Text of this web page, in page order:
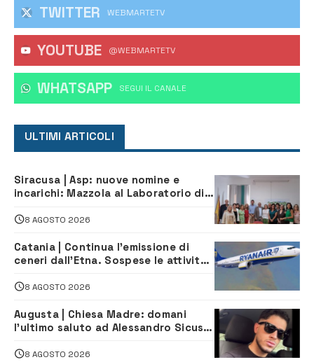
TWITTER WEBMARTETV
YOUTUBE @WEBMARTETV
WHATSAPP ‎SEGUI IL CANALE
ULTIMI ARTICOLI
Siracusa | Asp: nuove nomine e
incarichi: Mazzola al Laboratorio di
Servizio Legale
8 AGOSTO 2026
Catania | Continua l’emissione di
ceneri dall’Etna. Sospese le attività
8 AGOSTO 2026
Augusta | Chiesa Madre: domani
l’ultimo saluto ad Alessandro Sicuso,
8 AGOSTO 2026